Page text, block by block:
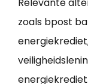
zoals bpost